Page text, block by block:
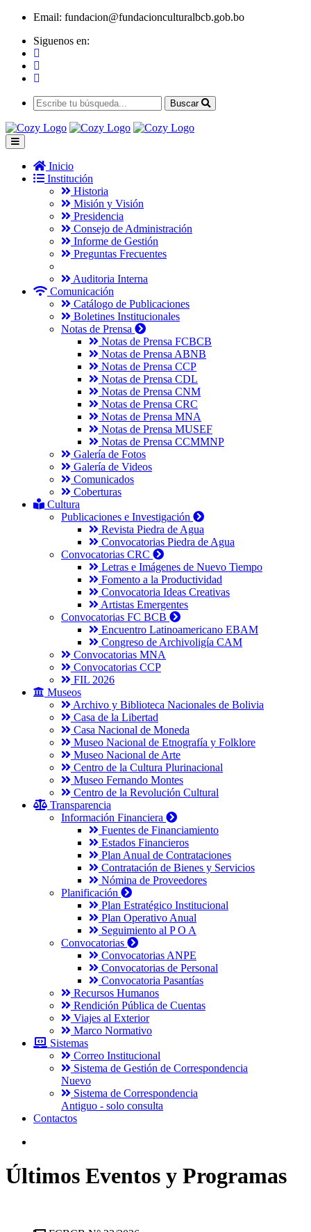
Email: fundacion@fundacionculturalbcb.gob.bo
Siguenos en:
Buscar
Inicio
Institución
Historia
Misión y Visión
Presidencia
Consejo de Administración
Informe de Gestión
Preguntas Frecuentes
Auditoria Interna
Comunicación
Catálogo de Publicaciones
Boletines Institucionales
Notas de Prensa
Notas de Prensa FCBCB
Notas de Prensa ABNB
Notas de Prensa CCP
Notas de Prensa CDL
Notas de Prensa CNM
Notas de Prensa CRC
Notas de Prensa MNA
Notas de Prensa MUSEF
Notas de Prensa CCMMNP
Galería de Fotos
Galería de Videos
Comunicados
Coberturas
Cultura
Publicaciones e Investigación
Revista Piedra de Agua
Convocatorias Piedra de Agua
Convocatorias CRC
Letras e Imágenes de Nuevo Tiempo
Fomento a la Productividad
Convocatoria Ideas Creativas
Artistas Emergentes
Convocatorias FC BCB
Encuentro Latinoamericano EBAM
Congreso de Archivoligía CAM
Convocatorias MNA
Convocatorias CCP
FIL 2026
Museos
Archivo y Biblioteca Nacionales de Bolivia
Casa de la Libertad
Casa Nacional de Moneda
Museo Nacional de Etnografía y Folklore
Museo Nacional de Arte
Centro de la Cultura Plurinacional
Museo Fernando Montes
Centro de la Revolución Cultural
Transparencia
Información Financiera
Fuentes de Financiamiento
Estados Financieros
Plan Anual de Contrataciones
Contratación de Bienes y Servicios
Nómina de Proveedores
Planificación
Plan Estratégico Institucional
Plan Operativo Anual
Seguimiento al P O A
Convocatorias
Convocatorias ANPE
Convocatorias de Personal
Convocatoria Pasantías
Recursos Humanos
Rendición Pública de Cuentas
Viajes al Exterior
Marco Normativo
Sistemas
Correo Institucional
Sistema de Gestión de Correspondencia
Nuevo
Sistema de Correspondencia
Antiguo - solo consulta
Contactos
Últimos Eventos y Programas